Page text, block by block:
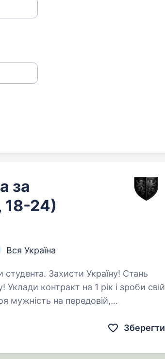
за
18-24)
Вся Україна
Україну! Стань
контракт на 1 рік і зроби свій
мужність на передовій,
Зберегти